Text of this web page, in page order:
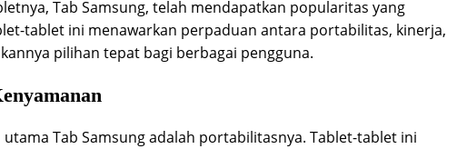
Tab Samsung, telah mendapatkan popularitas yang
tablet ini menawarkan perpaduan antara portabilitas, kinerja,
pilihan tepat bagi berbagai pengguna.
Tab Samsung adalah portabilitasnya. Tablet-tablet ini